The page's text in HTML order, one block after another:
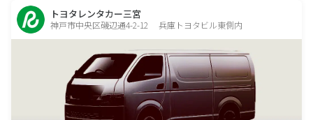
トヨタレンタカー三宮
神戸市中央区磯辺通4-2-12 兵庫トヨタビル東側内